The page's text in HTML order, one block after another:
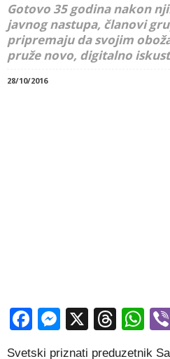
Gotovo 35 godina nakon
javnog nastupa, članovi
pripremaju da svojim
pruže novo, digitalno
28/10/2016
Facebook
Messenger
X
Svetski priznati preduzetnik